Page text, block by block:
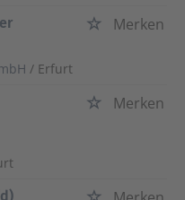
Merken
/ Erfurt
Merken